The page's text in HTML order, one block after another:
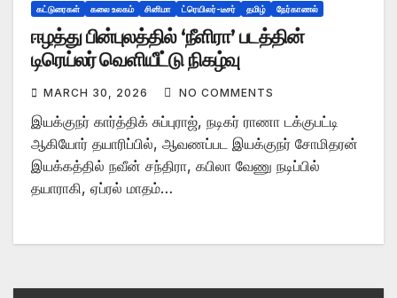
கட்டுரைகள் கலை உலகம் சினிமா ட்ரெயிலர்-டீசர் தமிழ் நேர்காணல்
ஈழத்து பின்புலத்தில் ‘நீளிரா’ படத்தின்
டிரெய்லர் வெளியீட்டு நிகழ்வு
MARCH 30, 2026 NO COMMENTS
இயக்குநர் கார்த்திக் சுப்புராஜ், நடிகர் ராணா டக்குபட்டி
ஆகியோர் தயாரிப்பில், ஆவணப்பட இயக்குநர் சோமிதரன்
இயக்கத்தில் நவீன் சந்திரா, கபிலா வேணு நடிப்பில்
தயாராகி, ஏப்ரல் மாதம்…